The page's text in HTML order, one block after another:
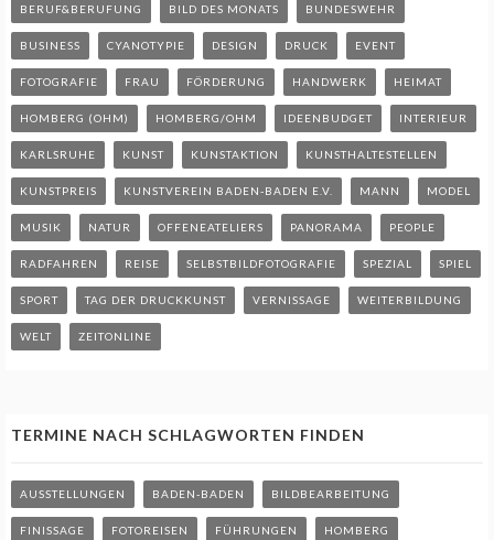
BERUF&BERUFUNG BILD DES MONATS BUNDESWEHR
BUSINESS CYANOTYPIE DESIGN DRUCK EVENT
FOTOGRAFIE FRAU FÖRDERUNG HANDWERK HEIMAT
HOMBERG (OHM) HOMBERG/OHM IDEENBUDGET INTERIEUR
KARLSRUHE KUNST KUNSTAKTION KUNSTHALTESTELLEN
KUNSTPREIS KUNSTVEREIN BADEN-BADEN E.V. MANN MODEL
MUSIK NATUR OFFENEATELIERS PANORAMA PEOPLE
RADFAHREN REISE SELBSTBILDFOTOGRAFIE SPEZIAL SPIEL
SPORT TAG DER DRUCKKUNST VERNISSAGE WEITERBILDUNG
WELT ZEITONLINE
TERMINE NACH SCHLAGWORTEN FINDEN
AUSSTELLUNGEN BADEN-BADEN BILDBEARBEITUNG
FINISSAGE FOTOREISEN FÜHRUNGEN HOMBERG